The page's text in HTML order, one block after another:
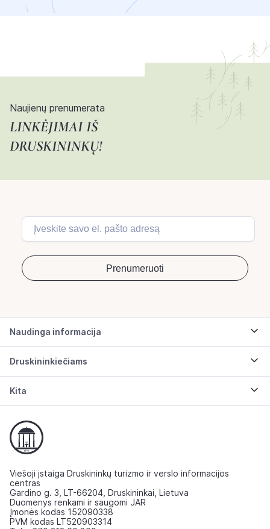
Naujienų prenumerata
LINKĖJIMAI IŠ
DRUSKININKŲ!
Naudinga informacija
Druskininkiečiams
Kita
Viešoji įstaiga Druskininkų turizmo ir verslo informacijos
centras
Gardino g. 3, LT-66204, Druskininkai, Lietuva
Duomenys renkami ir saugomi JAR
Įmonės kodas 152090338
PVM kodas LT520903314